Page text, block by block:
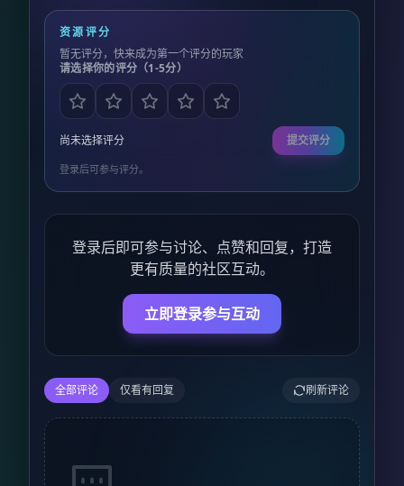
资源评分
暂无评分，快来成为第一个评分的玩家
请选择你的评分（1-5分）
尚未选择评分 提交评分
登录后可参与评分。
登录后即可参与讨论、点赞和回复，打造
更有质量的社区互动。
立即登录参与互动
全部评论 仅看有回复 刷新评论